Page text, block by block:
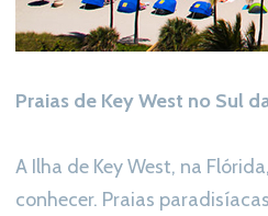
Praias de Key West no Sul
A Ilha de Key West, na
conhecer. Praias